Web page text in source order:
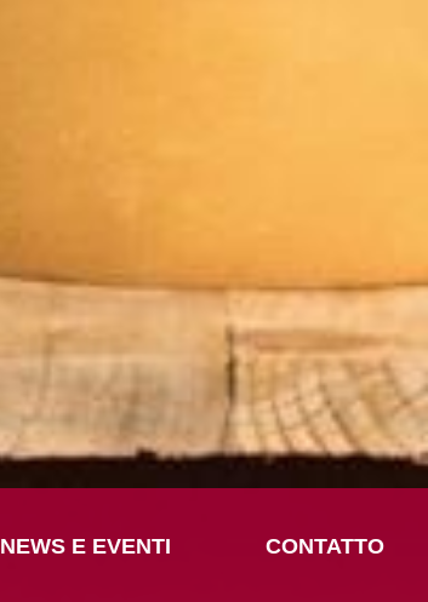
NEWS E EVENTI CONTATTO